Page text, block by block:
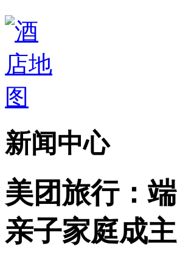
新闻中心
美团旅行：
亲子家庭成